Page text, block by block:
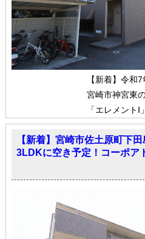
【新着】令和
宮崎市神宮東
「エレメントⅠ
【新着】宮崎市佐土原町下
3LDKに空き予定！コーポア